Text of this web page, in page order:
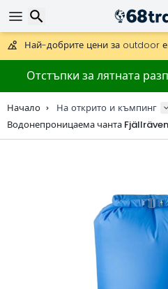
Предлага се и DHL Express за една
30 дни за връщане, 90 дни за
Най-добрите цени за outdoor
Отстъпки за лятната
Начало На открито и къмпинг
Водонепроницаема чанта Fjällräven
Търсене